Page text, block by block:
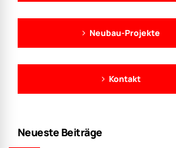
Neubau-Projekte
Kontakt
Neueste Beiträge